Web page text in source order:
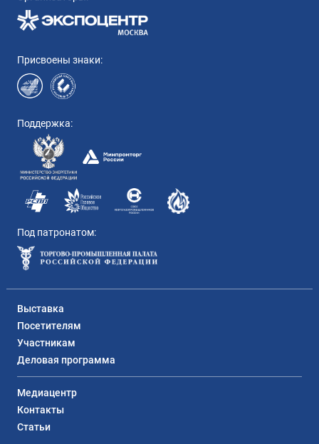
Присвоены знаки:
Поддержка:
Под патронатом:
Выставка
Посетителям
Участникам
Деловая программа
Медиацентр
Контакты
Статьи